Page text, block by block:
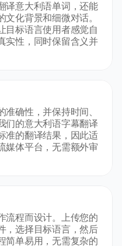
译意大利语单词，还能
化背景和细微对话。
目标语言使用者感觉自
实性，同时保留含义并
确性，并保持时间、
们的意大利语字幕翻译
准的翻译结果，因此适
媒体平台，无需额外审
流程而设计。上传您的
，选择目标语言，然后
简单易用，无需复杂的